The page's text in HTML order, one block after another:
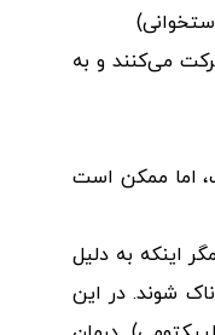
می‌کنند و به
اما ممکن است
اینکه به دلیل
شوند. در این